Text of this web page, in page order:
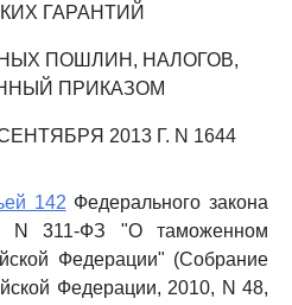
ГАРАНТИЙ
ПОШЛИН, НАЛОГОВ,
ПРИКАЗОМ
2013 Г. N 1644
142 Федерального закона
N 311-ФЗ "О таможенном
Федерации" (Собрание
Федерации, 2010, N 48,